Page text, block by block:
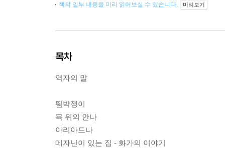
책의 일부 내용을 미리 읽어보실 수 있습니다. 미리보기
목차
역자의 말
뜀박쟁이
목 위의 안나
아리아드나
메자닌이 있는 집 - 화가의 이야기